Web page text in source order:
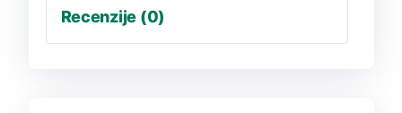
Recenzije (0)